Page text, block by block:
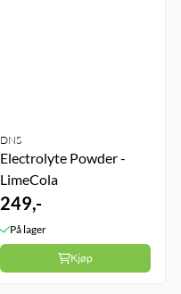
DNS
Electrolyte Powder -
LimeCola
249,-
På lager
Kjøp